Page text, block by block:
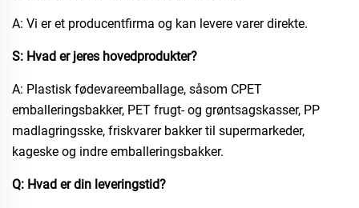
A: Vi er et producentfirma og kan levere varer direkte.
S: Hvad er jeres hovedprodukter?
A: Plastisk fødevareemballage, såsom CPET
emballeringsbakker, PET frugt- og grøntsagskasser, PP
madlagringsske, friskvarer bakker til supermarkeder,
kageske og indre emballeringsbakker.​
Q: Hvad er din leveringstid?